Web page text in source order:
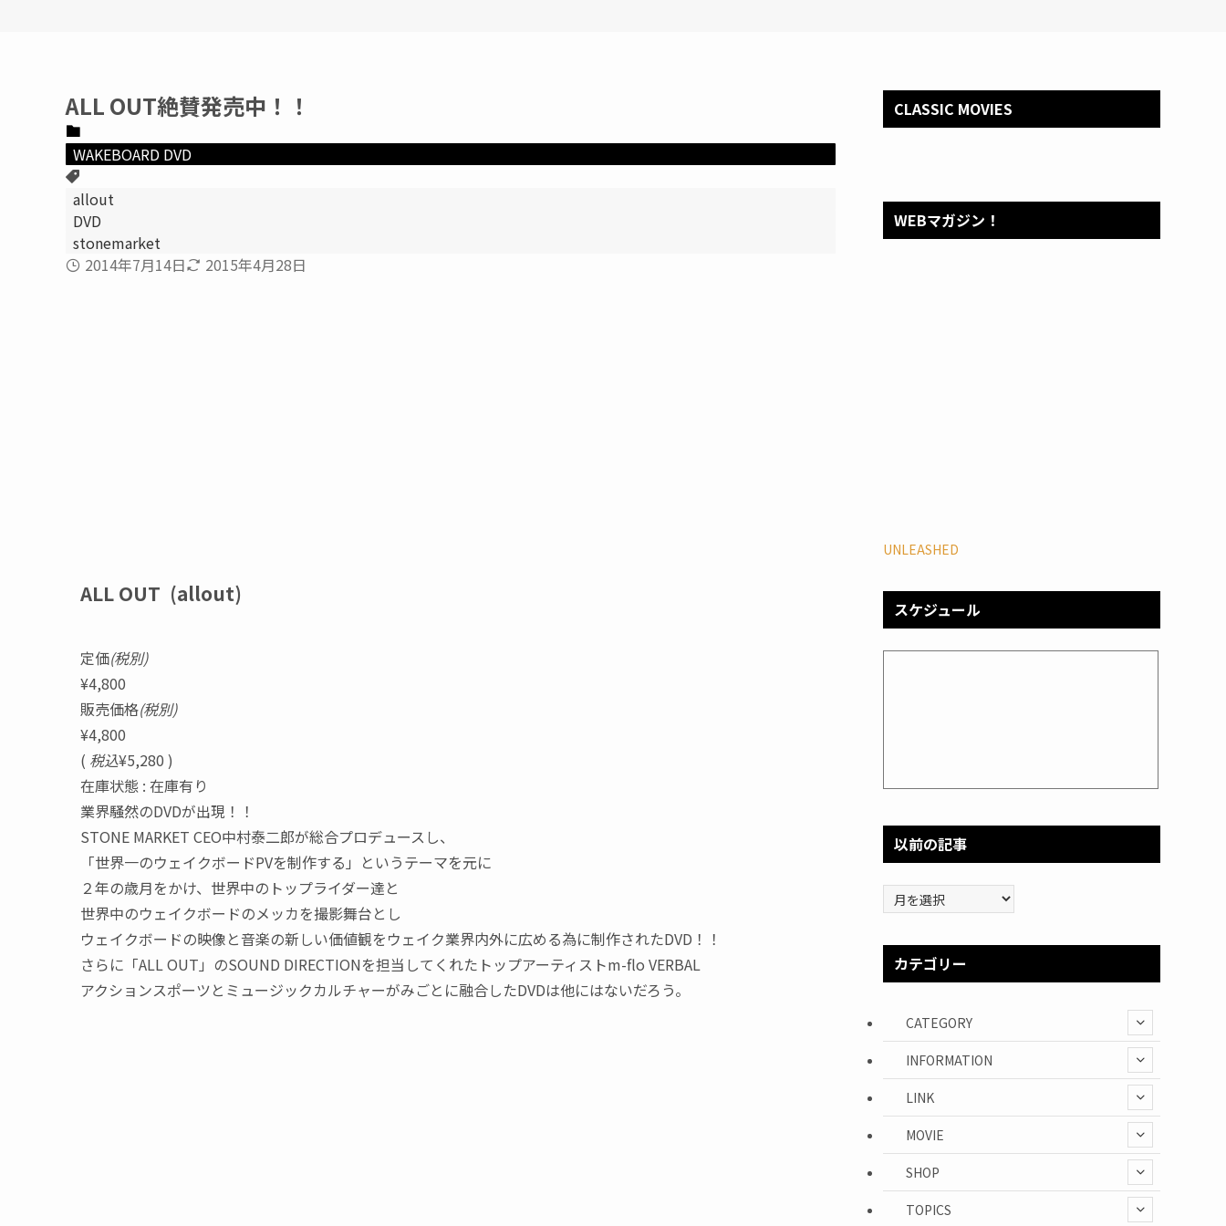
ALL OUT絶賛発売中！！
WAKEBOARD DVD
allout
DVD
stonemarket
2014年7月14日
2015年4月28日
ALL OUT (allout)
定価(税別)
¥4,800
販売価格(税別)
¥4,800
( 税込¥5,280 )
在庫状態 : 在庫有り
業界騒然のDVDが出現！！
STONE MARKET CEO中村泰二郎が総合プロデュースし、
「世界一のウェイクボードPVを制作する」というテーマを元に
２年の歳月をかけ、世界中のトップライダー達と
世界中のウェイクボードのメッカを撮影舞台とし
ウェイクボードの映像と音楽の新しい価値観をウェイク業界内外に広める為に制作されたDVD！！
さらに「ALL OUT」のSOUND DIRECTIONを担当してくれたトップアーティストm-flo VERBAL
アクションスポーツとミュージックカルチャーがみごとに融合したDVDは他にはないだろう。
CLASSIC MOVIES
WEBマガジン！
UNLEASHED
スケジュール
以前の記事
前
カテゴリー
CATEGORY
INFORMATION
LINK
MOVIE
SHOP
TOPICS